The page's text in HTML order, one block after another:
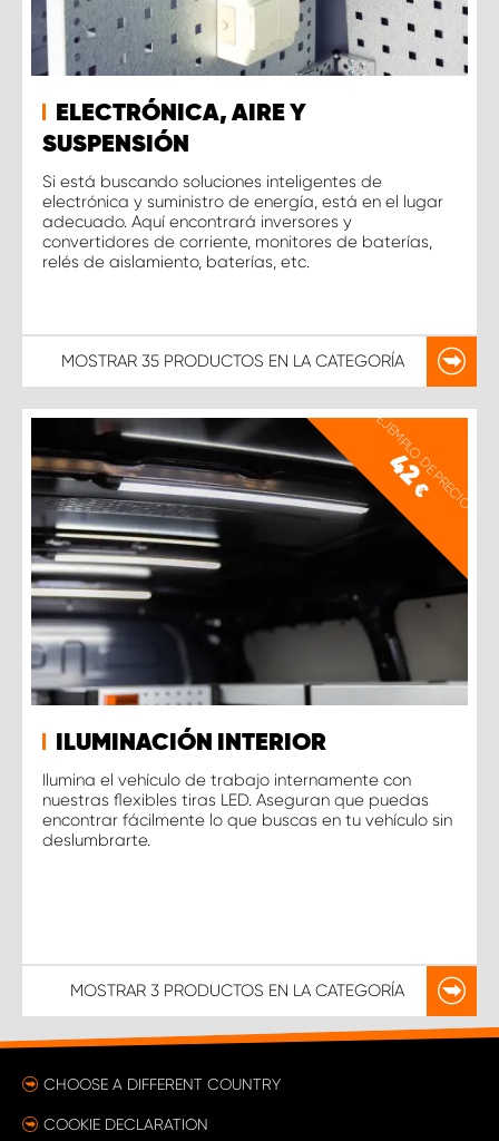
ELECTRÓNICA, AIRE Y
SUSPENSIÓN
Si está buscando soluciones inteligentes de
electrónica y suministro de energía, está en el lugar
adecuado. Aquí encontrará inversores y
convertidores de corriente, monitores de baterías,
relés de aislamiento, baterías, etc.
MOSTRAR 35 PRODUCTOS EN LA CATEGORÍA
EJEMPLO DE PRECIO
42
€
ILUMINACIÓN INTERIOR
Ilumina el vehículo de trabajo internamente con
nuestras flexibles tiras LED. Aseguran que puedas
encontrar fácilmente lo que buscas en tu vehículo sin
deslumbrarte.
MOSTRAR 3 PRODUCTOS EN LA CATEGORÍA
CHOOSE A DIFFERENT COUNTRY
COOKIE DECLARATION